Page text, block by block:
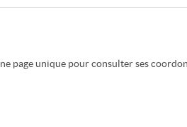
page unique pour consulter ses